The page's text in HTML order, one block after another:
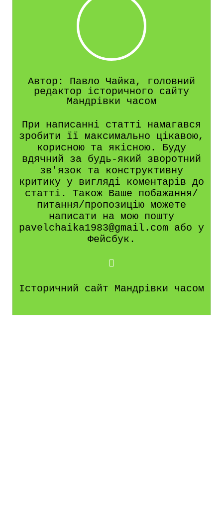
Автор: Павло Чайка, головний
редактор історичного сайту
Мандрівки часом
При написанні статті намагався
зробити її максимально цікавою,
корисною та якісною. Буду
вдячний за будь-який зворотний
зв'язок та конструктивну
критику у вигляді коментарів до
статті. Також Ваше побажання/
питання/пропозицію можете
написати на мою пошту
pavelchaika1983@gmail.com або у
Фейсбук.
Історичний сайт Мандрівки часом